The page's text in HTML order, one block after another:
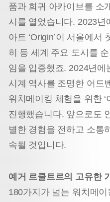
품과 희귀 아카이브를 소
시를 열었습니다. 2023년
아트 ‘Origin’이 서울에서
히 등 세계 주요 도시를
임을 입증했죠. 2024년
시계 역사를 조명한 어드
워치메이킹 체험을 위한
진행했습니다. 앞으로도
별한 경험을 전하고 소통
속될 것입니다.
예거 르쿨트르의 고유한
180가지가 넘는 워치메